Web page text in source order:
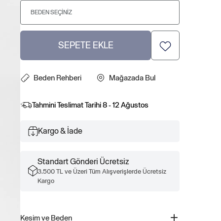
BEDEN SEÇINIZ
SEPETE EKLE
Beden Rehberi Mağazada Bul
Tahmini Teslimat Tarihi8 - 12 Ağustos
Kargo & İade
Standart Gönderi Ücretsiz
3.500 TL ve Üzeri Tüm Alışverişlerde Ücretsiz
Kargo
Kesim ve Beden